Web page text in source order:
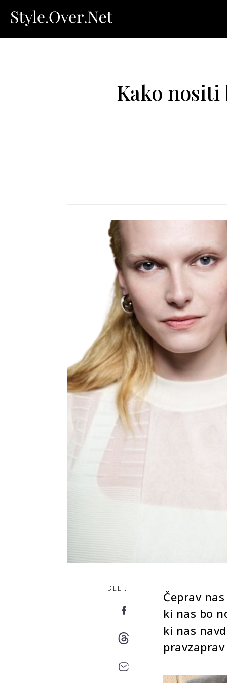
Kako nositi
DELI:
Čeprav
ki nas bo
ki nas